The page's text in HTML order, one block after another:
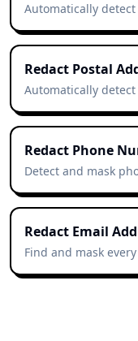
Automatically
manual
Redact Postal
Automatically
international
Redact Phone
Detect and mask
with mixed
Redact Email
Find and mask